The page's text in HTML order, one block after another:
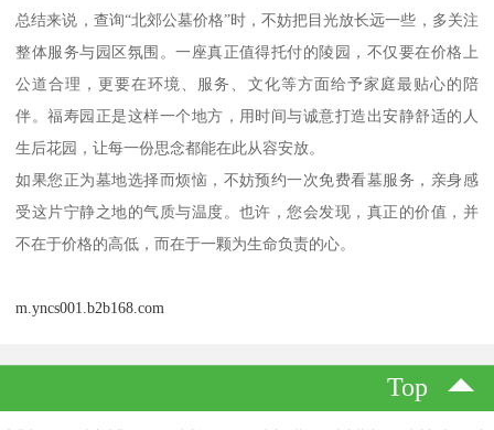
总结来说，查询“北郊公墓价格”时，不妨把目光放长远一些，多关注
整体服务与园区氛围。一座真正值得托付的陵园，不仅要在价格上
公道合理，更要在环境、服务、文化等方面给予家庭最贴心的陪
伴。福寿园正是这样一个地方，用时间与诚意打造出安静舒适的人
生后花园，让每一份思念都能在此从容安放。
如果您正为墓地选择而烦恼，不妨预约一次免费看墓服务，亲身感
受这片宁静之地的气质与温度。也许，您会发现，真正的价值，并
不在于价格的高低，而在于一颗为生命负责的心。
m.yncs001.b2b168.com
Top